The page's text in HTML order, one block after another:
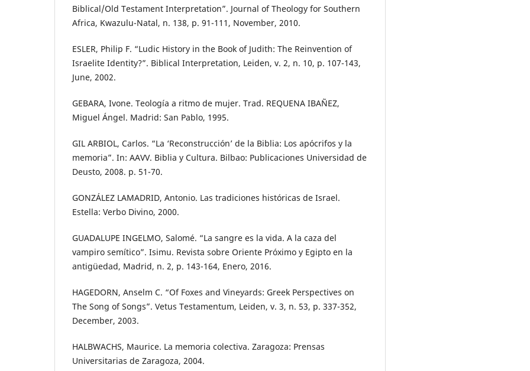
Biblical/Old Testament Interpretation”. Journal of Theology for Southern
Africa, Kwazulu-Natal, n. 138, p. 91-111, November, 2010.
ESLER, Philip F. “Ludic History in the Book of Judith: The Reinvention of
Israelite Identity?”. Biblical Interpretation, Leiden, v. 2, n. 10, p. 107-143,
June, 2002.
GEBARA, Ivone. Teología a ritmo de mujer. Trad. REQUENA IBAÑEZ,
Miguel Ángel. Madrid: San Pablo, 1995.
GIL ARBIOL, Carlos. “La ‘Reconstrucción’ de la Biblia: Los apócrifos y la
memoria”. In: AAVV. Biblia y Cultura. Bilbao: Publicaciones Universidad de
Deusto, 2008. p. 51-70.
GONZÁLEZ LAMADRID, Antonio. Las tradiciones históricas de Israel.
Estella: Verbo Divino, 2000.
GUADALUPE INGELMO, Salomé. “La sangre es la vida. A la caza del
vampiro semítico”. Isimu. Revista sobre Oriente Próximo y Egipto en la
antigüedad, Madrid, n. 2, p. 143-164, Enero, 2016.
HAGEDORN, Anselm C. “Of Foxes and Vineyards: Greek Perspectives on
The Song of Songs”. Vetus Testamentum, Leiden, v. 3, n. 53, p. 337-352,
December, 2003.
HALBWACHS, Maurice. La memoria colectiva. Zaragoza: Prensas
Universitarias de Zaragoza, 2004.